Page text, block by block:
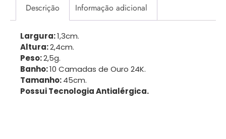
Descrição Informação adicional
Largura:1,3cm.
Altura:2,4cm.
Peso:2,5g.
Banho:10 Camadas de Ouro 24K.
Tamanho:45cm.
Possui Tecnologia Antialérgica.